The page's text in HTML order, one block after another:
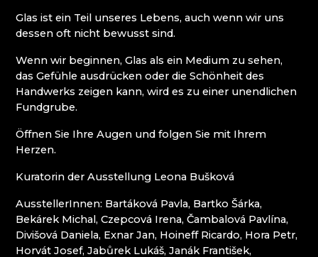
RATAS JUSTYNA RATASIEWICZ
RAUTIS
Isergebirge
ARCON BIJOUX / COLLEGIUM TRADE
ARTCRYSTAL TOMEŠ
BEADGAME
BIJOUX COMPONENTS
CENTRUM BABYLON
CLARION GRANDHOTEL ZLATÝ LEV****
DECOR BY GLASSOR
Glas ist ein Teil unseres Lebens, auch wenn wir uns
dessen oft nicht bewusst sind.
Wenn wir beginnen, Glas als ein Medium zu sehen,
das Gefühle ausdrücken oder die Schönheit des
Handwerks zeigen kann, wird es zu einer unendlichen
Fundgrube.
Öffnen Sie Ihre Augen und folgen Sie mit Ihrem
Herzen.
Kuratorin der Ausstellung Leona Bušková
AusstellerInnen: Bartáková Pavla, Bartko Šárka,
Bekárek Michal, Czepcová Irena, Čambalová Pavlína,
Divišová Daniela, Exnar Jan, Hoineff Ricardo, Hora Petr,
Horvát Josef, Jabůrek Lukáš, Janák František,